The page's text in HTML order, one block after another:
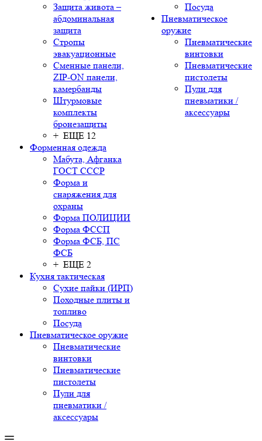
Защита живота –
абдоминальная
защита
Стропы
эвакуационные
Сменные панели,
ZIP-ON панели,
камербанды
Штурмовые
комплекты
бронезащиты
+ ЕЩЕ 12
Форменная одежда
Мабута, Афганка
ГОСТ СССР
Форма и
снаряжения для
охраны
Форма ПОЛИЦИИ
Форма ФССП
Форма ФСБ, ПС
ФСБ
+ ЕЩЕ 2
Кухня тактическая
Сухие пайки (ИРП)
Походные плиты и
топливо
Посуда
Пневматическое оружие
Пневматические
винтовки
Пневматические
пистолеты
Пули для
пневматики /
аксессуары
Посуда
Пневматическое
оружие
Пневматические
винтовки
Пневматические
пистолеты
Пули для
пневматики /
аксессуары